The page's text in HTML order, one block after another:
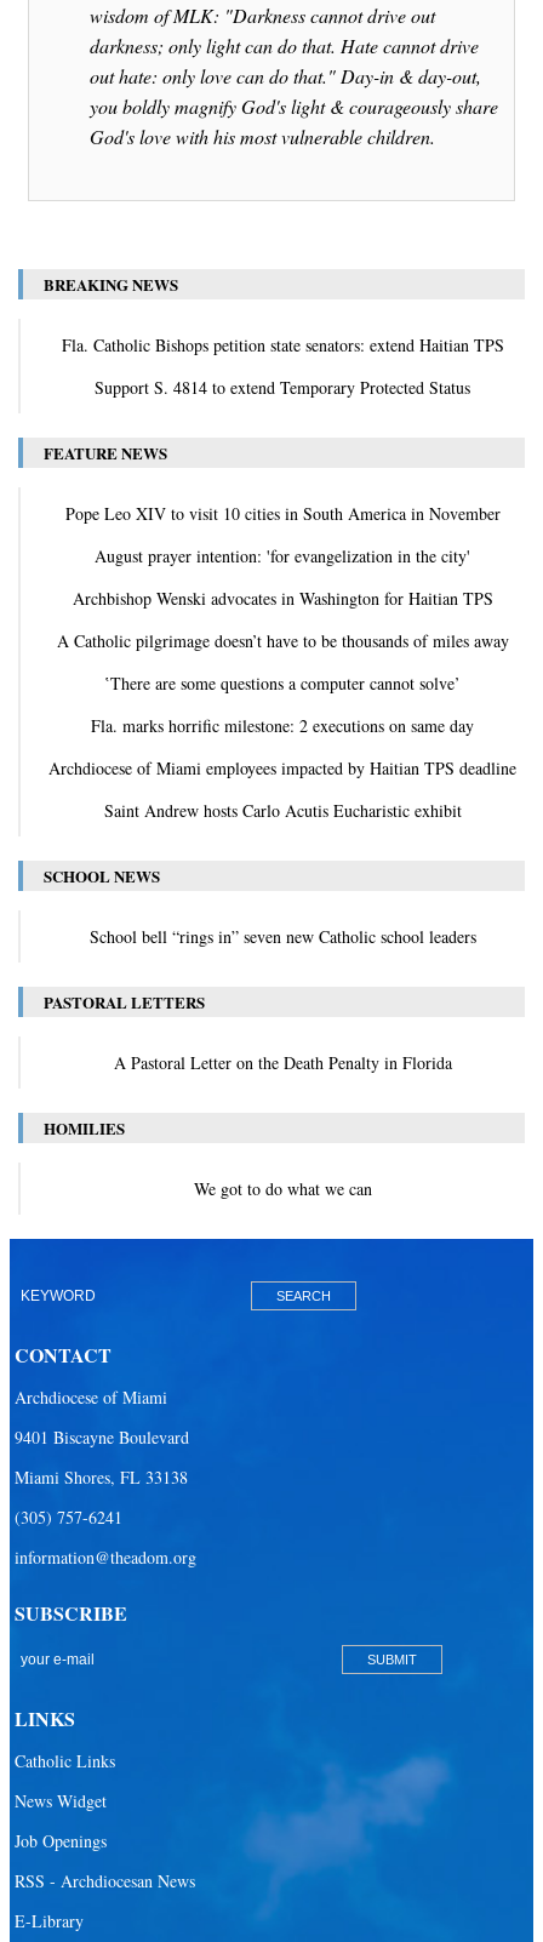
wisdom of MLK: "Darkness cannot drive out
darkness; only light can do that. Hate cannot drive
out hate: only love can do that." Day-in & day-out,
you boldly magnify God's light & courageously share
God's love with his most vulnerable children.
BREAKING NEWS
Fla. Catholic Bishops petition state senators: extend Haitian TPS
Support S. 4814 to extend Temporary Protected Status
FEATURE NEWS
Pope Leo XIV to visit 10 cities in South America in November
August prayer intention: 'for evangelization in the city'
Archbishop Wenski advocates in Washington for Haitian TPS
A Catholic pilgrimage doesn’t have to be thousands of miles away
‛There are some questions a computer cannot solve’
Fla. marks horrific milestone: 2 executions on same day
Archdiocese of Miami employees impacted by Haitian TPS deadline
Saint Andrew hosts Carlo Acutis Eucharistic exhibit
SCHOOL NEWS
School bell “rings in” seven new Catholic school leaders
PASTORAL LETTERS
A Pastoral Letter on the Death Penalty in Florida
HOMILIES
We got to do what we can
CONTACT
Archdiocese of Miami
9401 Biscayne Boulevard
Miami Shores, FL 33138
(305) 757-6241
information@theadom.org
SUBSCRIBE
LINKS
Catholic Links
News Widget
Job Openings
RSS - Archdiocesan News
E-Library